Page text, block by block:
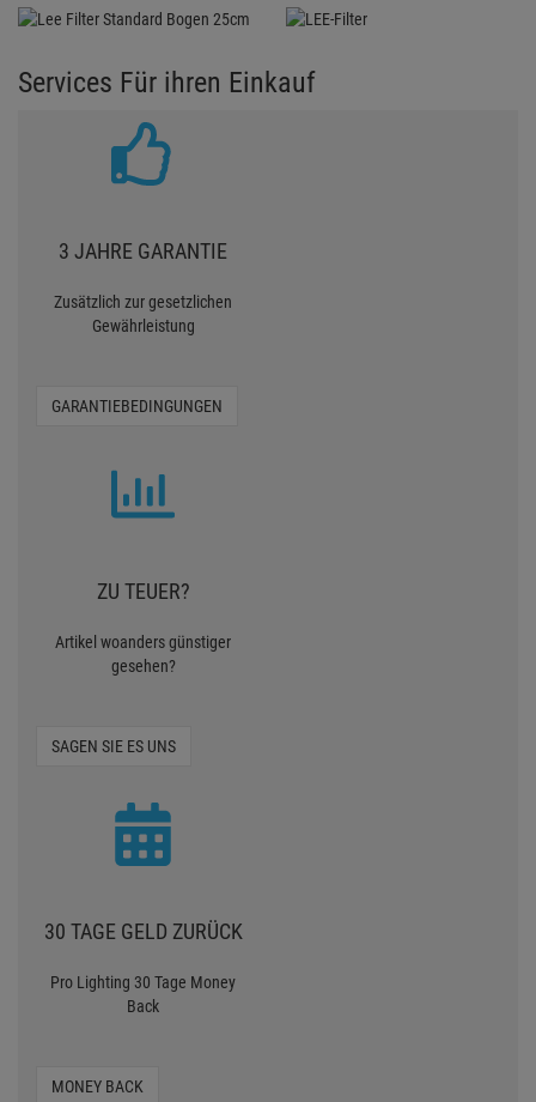
Services Für ihren Einkauf
3 JAHRE GARANTIE
Zusätzlich zur gesetzlichen
Gewährleistung
GARANTIEBEDINGUNGEN
ZU TEUER?
Artikel woanders günstiger
gesehen?
SAGEN SIE ES UNS
30 TAGE GELD ZURÜCK
Pro Lighting 30 Tage Money
Back
MONEY BACK